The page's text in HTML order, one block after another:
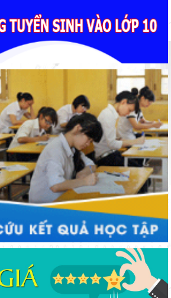
và sơ cấp cứu cho thanh thiếu nhi
trong kỷ nguyên mới - Bài 2: Khơi
bước tiến vào kỷ nguyên mới (tiếp theo
đột phá phát triển giáo dục và đào tạo
trong kỷ nguyên mới - Bài 1: Khẳng
đấu tranh với luận điệu xuyên tạc